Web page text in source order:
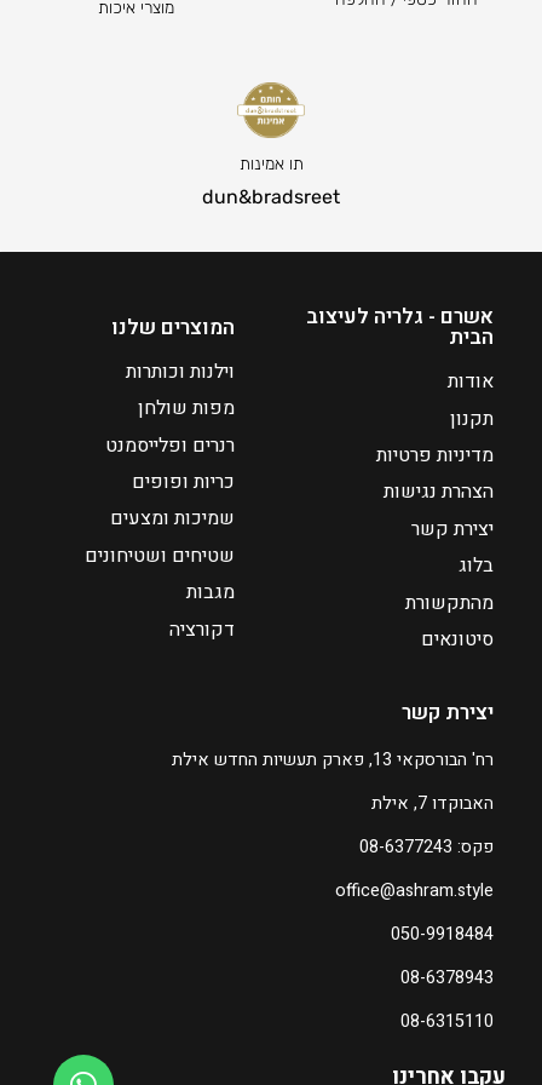
ח
ה
5
ה
כ
ה
ו
א
1
5
4
מוצרי איכות
תו אמינות
dun&bradsreet
עקבו אחרינו
יצירת קשר
רח' הבורסקאי 13, פארק תעשיות החדש אילת
האבוקדו 7, אילת
פקס: 08-6377243
office@ashram.style
050-9918484
08-6378943
08-6315110
המוצרים שלנו
וילנות וכותרות
מפות שולחן
רנרים ופלייסמנט
כריות ופופים
שמיכות ומצעים
שטיחים ושטיחונים
מגבות
דקורציה
אשרם - גלריה לעיצוב
הבית
אודות
תקנון
מדיניות פרטיות
הצהרת נגישות
יצירת קשר
בלוג
מהתקשורת
סיטונאים